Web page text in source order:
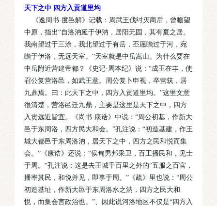
天下之中 四方入贡道里均
《逸周书·度邑解》记载：周武王伐纣灭商后，曾瞻望
中原，指出“自洛汭延于伊汭，居阳无固，其有夏之居。
我南望过于三涂，我北望过于有岳，丕愿瞻过于河，宛
瞻于伊洛，无远天室。”天室就是中岳嵩山。为什么要在
中岳附近营建帝都？《史记·周本纪》说：“成王在丰，使
召公复营洛邑，如武王意。周公复卜申视，卒营筑，居
九鼎焉。曰：此天下之中，四方入贡道里均。”这里文意
很清楚，营洛邑迁九鼎，主要是这里是天下之中，四方
入贡远近皆宜。《尚书·康诰》中说：“周公初基，作新大
邑于东周洛，四方民大和会。”孔注说：“初造基建，作王
城大都邑于东周洛汭，居天下之中，四方之民和悦而集
会。”《康诰》还说：“侯甸男邦采卫，百工播民和，见士
于周。“孔注说：这是去王城千百里之外的“五服之百官，
播率其民，和悦并见，即事于周。”《疏》里也说：“周公
初造基址，作新大邑于东周洛水之汭，四方之民大和
悦，而集会言政治也。”、因此说河洛地区不仅是“四方入